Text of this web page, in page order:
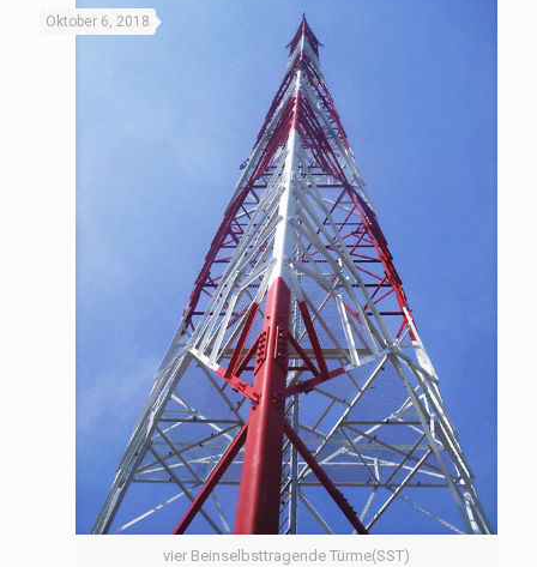
vier Beinselbsttragende Türme(SST)
Oktober 6, 2018